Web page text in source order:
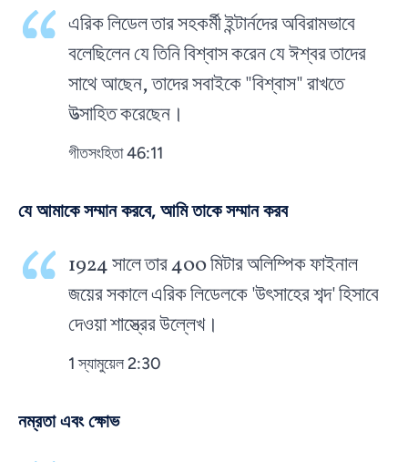
এরিক লিডেল তার সহকর্মী ইন্টার্নদের অবিরামভাবে
বলেছিলেন যে তিনি বিশ্বাস করেন যে ঈশ্বর তাদের
সাথে আছেন, তাদের সবাইকে "বিশ্বাস" রাখতে
উত্সাহিত করেছেন।
গীতসংহিতা 46:11
যে আমাকে সম্মান করবে, আমি তাকে সম্মান করব
1924 সালে তার 400 মিটার অলিম্পিক ফাইনাল
জয়ের সকালে এরিক লিডেলকে 'উৎসাহের শব্দ' হিসাবে
দেওয়া শাস্ত্রের উল্লেখ।
1 স্যামুয়েল 2:30
নম্রতা এবং ক্ষোভ